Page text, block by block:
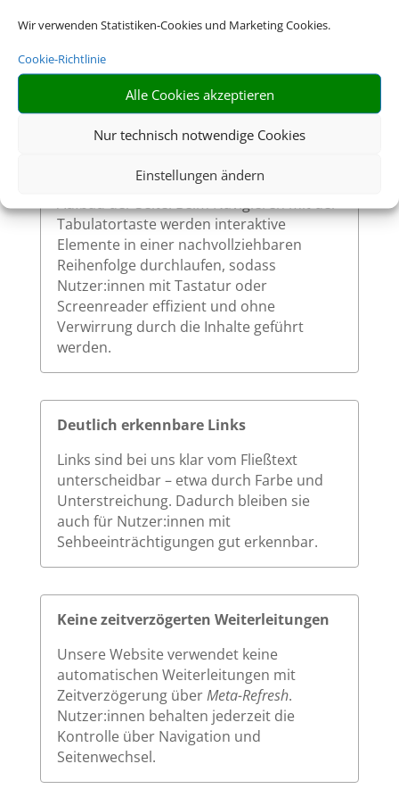
Wir verwenden Statistiken-Cookies und Marketing Cookies.
Cookie-Richtlinie
Alle Cookies akzeptieren
Nur technisch notwendige Cookies
Einstellungen ändern
Bedienung auch ohne Maus.
Sinnvolle Fokusreihenfolge bei
Tastaturnutzung
ist logisch und entspricht dem visuellen
Aufbau der Seite. Beim Navigieren mit der
Tabulatortaste werden interaktive
Elemente in einer nachvollziehbaren
Reihenfolge durchlaufen, sodass
Nutzer:innen mit Tastatur oder
Screenreader effizient und ohne
Verwirrung durch die Inhalte geführt
werden.
Deutlich erkennbare Links
Links sind bei uns klar vom Fließtext
unterscheidbar – etwa durch Farbe und
Unterstreichung. Dadurch bleiben sie
auch für Nutzer:innen mit
Sehbeeinträchtigungen gut erkennbar.
Keine zeitverzögerten Weiterleitungen
Unsere Website verwendet keine
automatischen Weiterleitungen mit
Zeitverzögerung überMeta-Refresh.
Nutzer:innen behalten jederzeit die
Kontrolle über Navigation und
Seitenwechsel.